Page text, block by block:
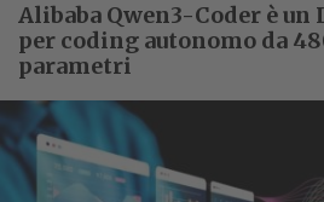
Alibaba Qwen3-Coder è un
per coding autonomo da
parametri